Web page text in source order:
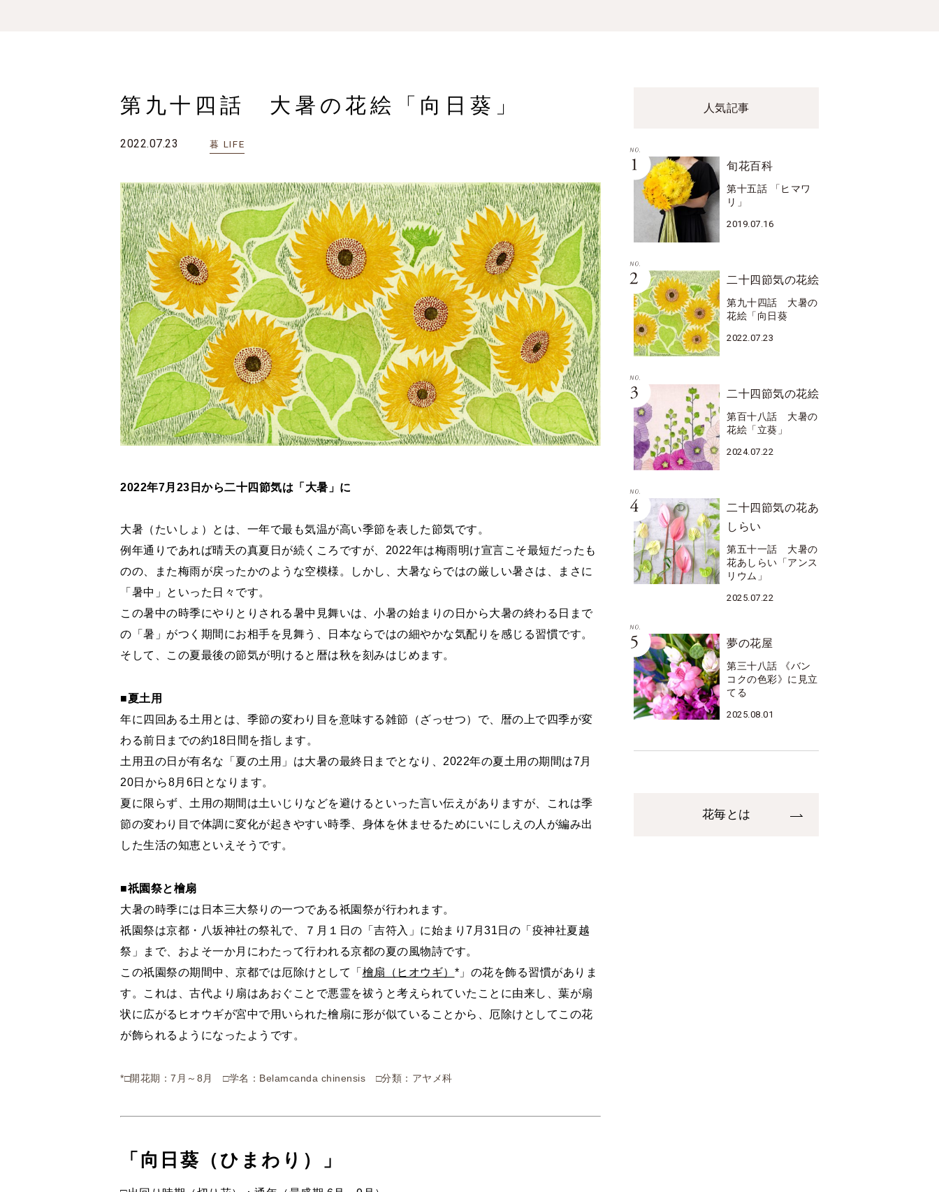
第九十四話 大暑の花絵「向日葵」
2022.07.23 暮 LIFE
2022年7月23日から二十四節気は「大暑」に
大暑（たいしょ）とは、一年で最も気温が高い季節を表した節気です。
例年通りであれば晴天の真夏日が続くころですが、2022年は梅雨明け宣言こそ最短だったも
のの、また梅雨が戻ったかのような空模様。しかし、大暑ならではの厳しい暑さは、まさに
「暑中」といった日々です。
この暑中の時季にやりとりされる暑中見舞いは、小暑の始まりの日から大暑の終わる日まで
の「暑」がつく期間にお相手を見舞う、日本ならではの細やかな気配りを感じる習慣です。
そして、この夏最後の節気が明けると暦は秋を刻みはじめます。
■夏土用
年に四回ある土用とは、季節の変わり目を意味する雑節（ざっせつ）で、暦の上で四季が変
わる前日までの約18日間を指します。
土用丑の日が有名な「夏の土用」は大暑の最終日までとなり、2022年の夏土用の期間は7月
20日から8月6日となります。
夏に限らず、土用の期間は土いじりなどを避けるといった言い伝えがありますが、これは季
節の変わり目で体調に変化が起きやすい時季、身体を休ませるためにいにしえの人が編み出
した生活の知恵といえそうです。
■祇園祭と檜扇
大暑の時季には日本三大祭りの一つである祇園祭が行われます。
祇園祭は京都・八坂神社の祭礼で、７月１日の「吉符入」に始まり7月31日の「疫神社夏越
祭」まで、およそ一か月にわたって行われる京都の夏の風物詩です。
この祇園祭の期間中、京都では厄除けとして「 檜扇（ヒオウギ） *」の花を飾る習慣がありま
す。これは、古代より扇はあおぐことで悪霊を祓うと考えられていたことに由来し、葉が扇
状に広がるヒオウギが宮中で用いられた檜扇に形が似ていることから、厄除けとしてこの花
が飾られるようになったようです。
*□開花期：7月～8月 □学名：Belamcanda chinensis □分類：アヤメ科
「向日葵（ひまわり）」
人気記事
旬花百科
第十五話 「ヒマワ
リ」
2019.07.16
二十四節気の花絵
第九十四話 大暑の
花絵「向日葵
2022.07.23
二十四節気の花絵
第百十八話 大暑の
花絵「立葵」
2024.07.22
二十四節気の花あ
しらい
第五十一話 大暑の
花あしらい「アンス
リウム」
2025.07.22
夢の花屋
第三十八話 《バン
コクの色彩》に見立
てる
2025.08.01
花毎とは